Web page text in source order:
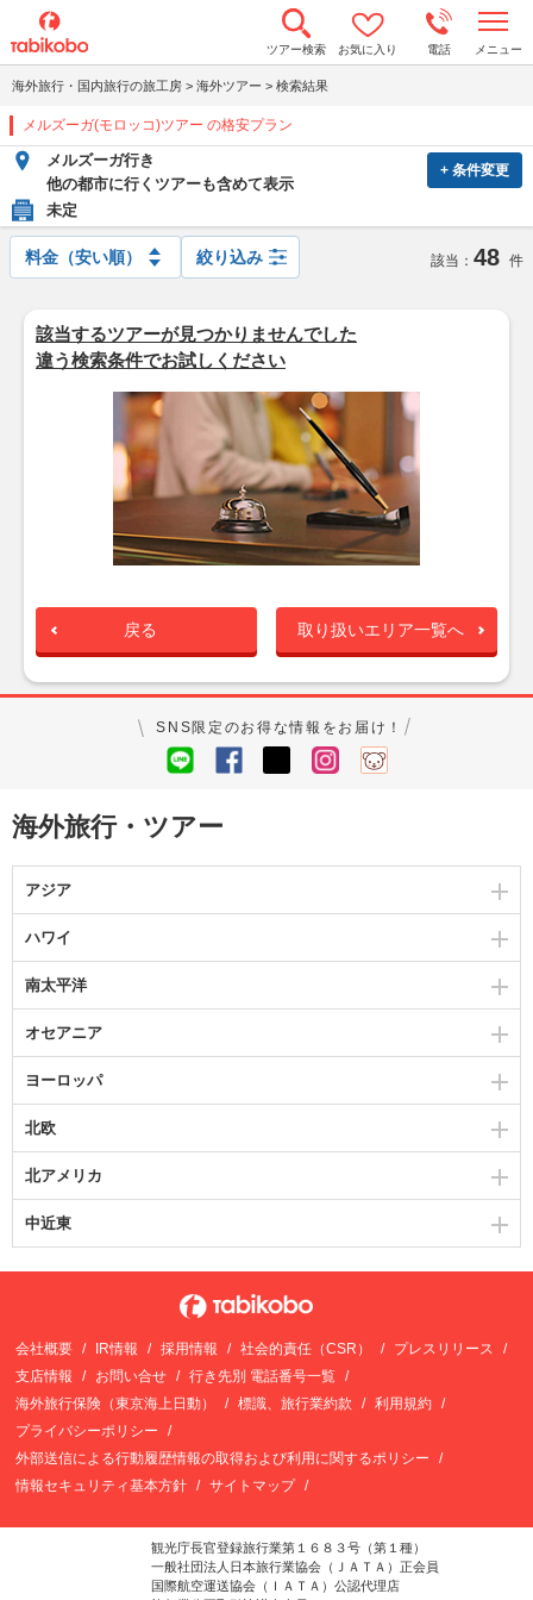
ツアー検索 お気に入り 電話 メニュー
o
n
a
v
t
海外旅行・国内旅行の旅工房 > 海外ツアー > 検索結果
メルズーガ(モロッコ)ツアー の格安プラン
+ 条件変更
メルズーガ行き
他の都市に行くツアーも含めて表示
未定
絞り込み 該当： 48 件
該当するツアーが見つかりませんでした
違う検索条件でお試しください
戻る 取り扱いエリア一覧へ
SNS限定のお得な情報をお届け！
海外旅行・ツアー
アジア
ハワイ
南太平洋
オセアニア
ヨーロッパ
北欧
北アメリカ
中近東
会社概要 IR情報 採用情報 社会的責任（CSR）
プレスリリース
支店情報
お問い合せ
行き先別 電話番号一覧
海外旅行保険（東京海上日動）
標識、旅行業約款
利用規約
プライバシーポリシー
外部送信による行動履歴情報の取得および利用に関するポリシー
情報セキュリティ基本方針
サイトマップ
観光庁長官登録旅行業第１６８３号（第１種）
一般社団法人日本旅行業協会（ＪＡＴＡ）正会員
国際航空運送協会（ＩＡＴＡ）公認代理店